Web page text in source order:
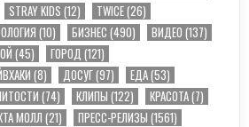
STRAY KIDS (12) TWICE(26)
(10) БИЗНЕС (490) ВИДЕО (137)
(45) ГОРОД (121)
(8) ДОСУГ(97) ЕДА(53)
(74) КЛИПЫ (122) КРАСОТА(7)
МОЛЛ(21) ПРЕСС-РЕЛИЗЫ (1561)